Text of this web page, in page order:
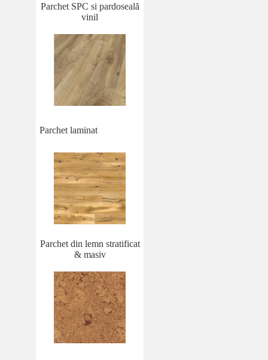
Parchet SPC si pardoseală
vinil
Parchet laminat
Parchet din lemn stratificat
& masiv